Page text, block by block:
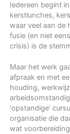
Iedereen begint
kerstlunches,
waar veel aan de
fusie (en niet
crisis) is de
Maar het werk
afpraak en met
houding,
‘opstandige’
organisatie die
wat